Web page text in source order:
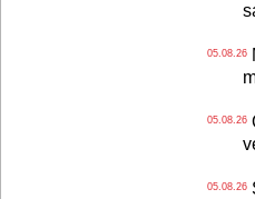
05.08.26
05.08.26
05.08.26